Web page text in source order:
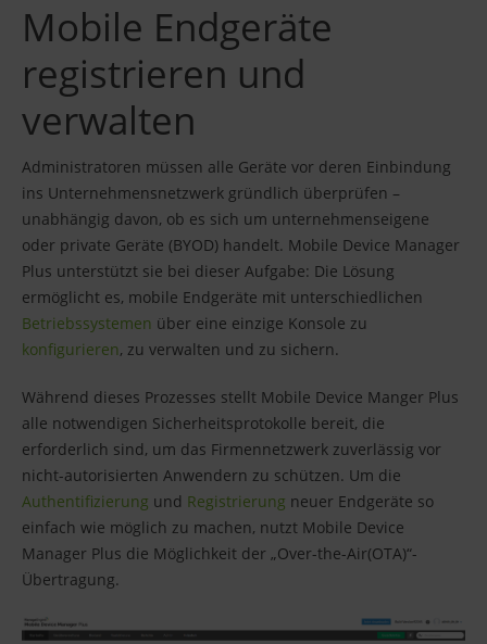
Mobile Endgeräte
registrieren und
verwalten
Administratoren müssen alle Geräte vor deren Einbindung
ins Unternehmensnetzwerk gründlich überprüfen –
unabhängig davon, ob es sich um unternehmenseigene
oder private Geräte (BYOD) handelt. Mobile Device Manager
Plus unterstützt sie bei dieser Aufgabe: Die Lösung
ermöglicht es, mobile Endgeräte mit unterschiedlichen
Betriebssystemen über eine einzige Konsole zu
konfigurieren, zu verwalten und zu sichern.
Während dieses Prozesses stellt Mobile Device Manger Plus
alle notwendigen Sicherheitsprotokolle bereit, die
erforderlich sind, um das Firmennetzwerk zuverlässig vor
nicht-autorisierten Anwendern zu schützen. Um die
Authentifizierung und Registrierung neuer Endgeräte so
einfach wie möglich zu machen, nutzt Mobile Device
Manager Plus die Möglichkeit der „Over-the-Air(OTA)“-
Übertragung.